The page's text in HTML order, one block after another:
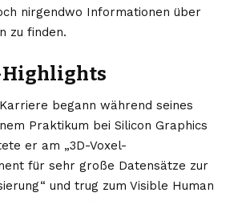
nirgendwo Informationen über
zu finden.
begann während seines
Praktikum bei Silicon Graphics
er am „3D-Voxel-
für sehr große Datensätze zur
und trug zum Visible Human